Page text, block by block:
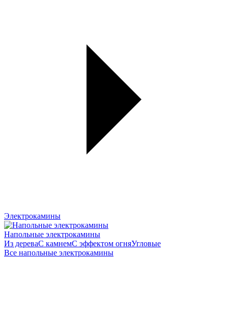
Электрокамины
Напольные электрокамины
Из дереваС камнемС эффектом огняУгловые
Все напольные электрокамины